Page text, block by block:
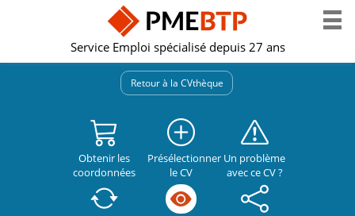
Service Emploi spécialisé depuis 27 ans
Retour à la CVthèque
Obtenir les
coordonnées
Présélectionner
le CV
Un problème
avec ce CV ?